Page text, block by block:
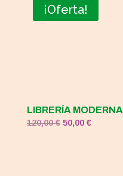
era:
120,00 €.50,00 €.
¡Oferta!
LIBRERÍA MODERNA
120,00€ El
50,00 €El